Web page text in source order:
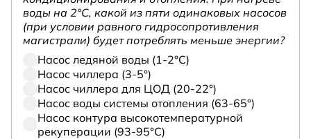
воды на 2°С, какой из пяти одинаковых насосов
(при условии равного гидросопротивления
магистрали) будет потреблять меньше энергии?
Насос ледяной воды (1-2°С)
Насос чиллера (3-5°)
Насос чиллера для ЦОД (20-22°)
Насос воды системы отопления (63-65°)
Насос контура высокотемпературной
рекуперации (93-95°С)